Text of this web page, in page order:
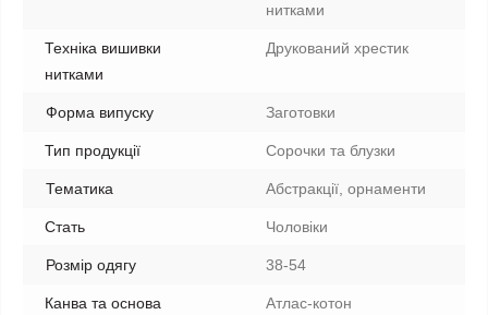
нитками
Техніка вишивки
нитками
Друкований хрестик
Форма випуску Заготовки
Тип продукції Сорочки та блузки
Тематика Абстракції, орнаменти
Стать Чоловіки
Розмір одягу 38-54
Канва та основа Атлас-котон